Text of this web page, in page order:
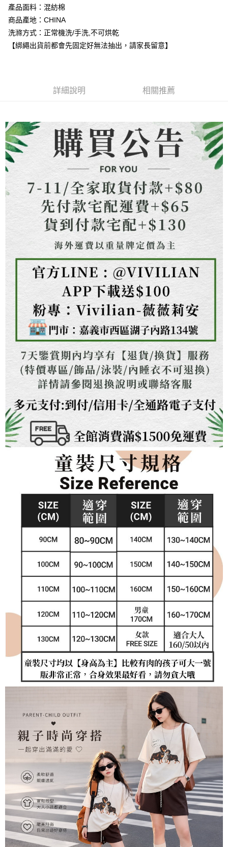
【繳款方式說明】
1.分期款項不併入電信帳單，「大哥付你分期」於每月結算日後寄送繳費提
醒簡訊。
2.透過簡訊連結打開帳單後，可選擇「超商條碼／台灣大直營門市／銀行轉
帳／街口支付／iPASS MONEY」等通路繳費。
買賣價金債權讓與本公司後，依約使用本公司帳單繳交帳款。
由本公司與您本人進行分期帳單所需資料之確認、核對及更正。
3.完整用戶服務條款，請詳閱以下連結：
https://oppay.tw/userRule
３．安心：先確認商品／服務後，再付款。
【「AFTEE先享後付」結帳流程】
１．於結帳方式選擇「AFTEE先享後付」後，將跳轉至「AFTEE先享後付」
結帳頁面，進行簡訊認證並確認金額後，即可完成結帳。
２．訂單成立數日內，您將收到繳費通知簡訊。
購買商品的店家。未經商家同意取消之訂單仍視為有效，需透過AFTEE先享
客戶支援中心」
https://netprotections.freshdesk.com/support/home
【注意事項】
１．透過由恩沛科技股份有限公司提供之「AFTEE先享後付」服務完成之交
易，需依本服務之必要範圍內提供個人資料，並將交易相關給付款項請求債
權轉讓予恩沛科技股份有限公司。
２．關於個人資料處理事宜，請瀏覽以下網址：
https://aftee.tw/terms/#terms3
３．未成年的使用者請事先徵得法定代理人或監護人之同意方可使用
「AFTEE先享後付」，若未經同意申辦者引起之損失，本公司不負相關責
４．使用「AFTEE先享後付」時，將依據個別帳號之用戶狀況，依本公司即
時審查核予不同之上限額度；若仍有額度不足之情形，本公司將視審查結果
請求用戶進行身份認證。
５．嚴禁一人註冊多個帳號或使用他人資訊註冊。若發現惡意使用之情形，
恩沛科技股份有限公司將有權停止該用戶之使用額度並採取法律行動。
運送方式
全家取貨付款
每筆NT$80，滿NT$1,500(含以上)免運費
先付款宅配到府
貨到付款
每筆NT$130，滿NT$1,500(含以上)免運費
海外配送 查看運費
產品面料：混紡棉
商品產地：CHINA
洗滌方式：正常機洗/手洗,不可烘乾
【綁繩出貨前都會先固定好無法抽出，請家長留意】
詳細說明 相關推薦